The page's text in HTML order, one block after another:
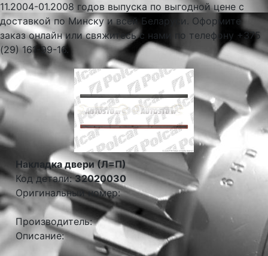
11.2004-01.2008 годов выпуска по выгодной цене с
доставкой по Минску и всей Беларуси. Оформите
заказ онлайн или свяжитесь с нами по телефону +375
(29) 161-99-16.
Накладка двери (Л=П)
Код детали:32020030
Оригинальный номер:
Производитель:
Описание: